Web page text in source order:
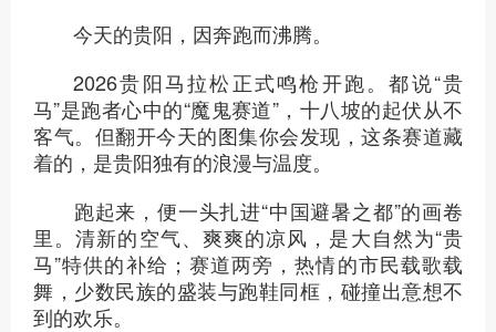
今天的贵阳，因奔跑而沸腾。
2026贵阳马拉松正式鸣枪开跑。都说“贵
马”是跑者心中的“魔鬼赛道”，十八坡的起伏从不
客气。但翻开今天的图集你会发现，这条赛道藏
着的，是贵阳独有的浪漫与温度。
跑起来，便一头扎进“中国避暑之都”的画卷
里。清新的空气、爽爽的凉风，是大自然为“贵
马”特供的补给；赛道两旁，热情的市民载歌载
舞，少数民族的盛装与跑鞋同框，碰撞出意想不
到的欢乐。